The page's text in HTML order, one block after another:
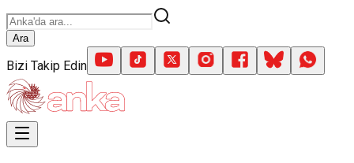
Ara
Bizi Takip Edin